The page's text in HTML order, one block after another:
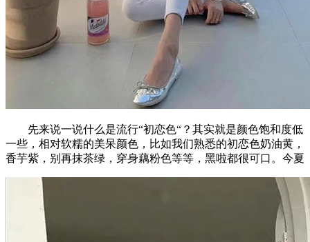
先来说一说什么是流行“初恋色“？其实就是颜色饱和度低
一些，相对软糯的美呆颜色，比如我们熟悉的初恋色奶油黄，
香芋紫，别再抹茶绿，穿身藕粉色等等，黑啦都很可口。今夏